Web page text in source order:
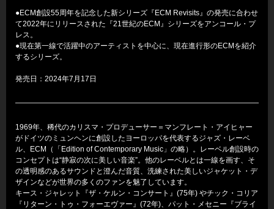
●ECM創設55周年を記念した新シリーズ『ECM Revisits』の発売に合わせ
て2022年にリリースされた『21世紀のECM』シリーズをアンコール・プ
レス。
●現在第一線で活躍中のアーティストを中心に、現在進行形のECMを紹介
するシリーズ。
発売日：2024年7月17日
1969年、稀代のカリスマ・プロデューサー＝マンフレート・アイヒャー
がドイツのミュンヘンに創設したヨーロッパを代表するジャズ・レーベ
ル、ECM（「Edition of Contemporary Music」の略）。レーベル創設時の
コンセプトは“静寂の次に美しい音楽”。他のレーベルとは一線を画す、そ
の透明感のあるサウンドと澄んだ音質、洗練された美しいジャケット・デ
ザインなどが世界の多くのファンを魅了しています。
キース・ジャレット『ザ・ケルン・コンサート』(75年) やチック・コリア
『リターン・トゥ・フォーエヴァー』(72年)、パット・メセニー『ブライ